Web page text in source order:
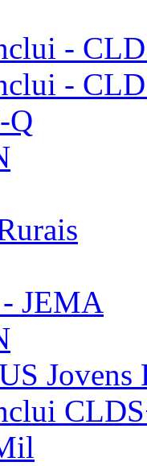
-
-
Q
JEMA
Jovens